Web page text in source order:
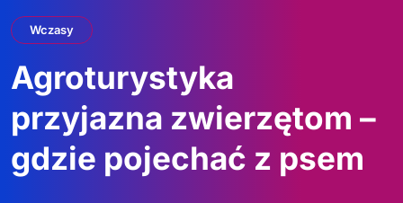
Wczasy
Agroturystyka
przyjazna zwierzętom –
gdzie pojechać z psem